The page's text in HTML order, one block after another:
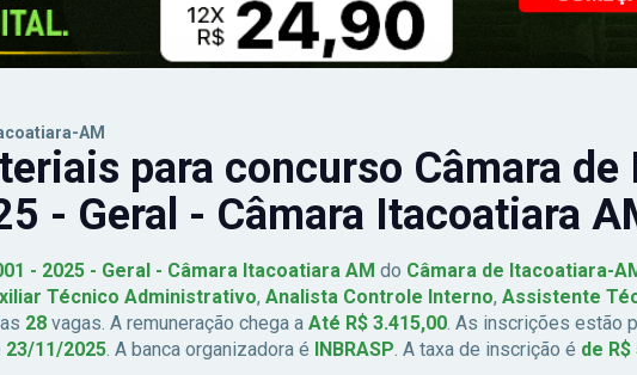
Ops!
Seu
AM
para concurso Câmara
- Geral - Câmara Itacoatiara
- 2025 - Geral - Câmara Itacoatiara AM do Câmara de Itacoatiara-
Técnico Administrativo, Analista Controle Interno, Assistente
28 vagas. A remuneração chega a Até R$ 3.415,00. As inscrições estão
23/11/2025. A banca organizadora é INBRASP. A taxa de inscrição é de R$